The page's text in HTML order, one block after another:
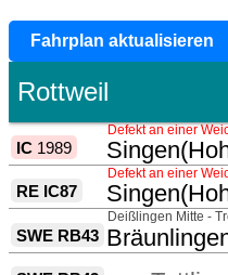
Fahrplan aktualisieren